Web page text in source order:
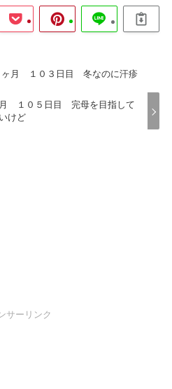
月 １０３日目 冬なのに汗疹
１０５日目 完母を目指して
けど
サーリンク